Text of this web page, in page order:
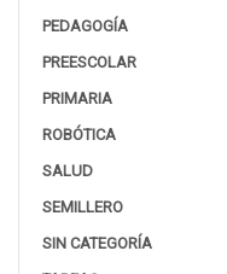
PEDAGOGÍA
PREESCOLAR
PRIMARIA
ROBÓTICA
SALUD
SEMILLERO
SIN CATEGORÍA